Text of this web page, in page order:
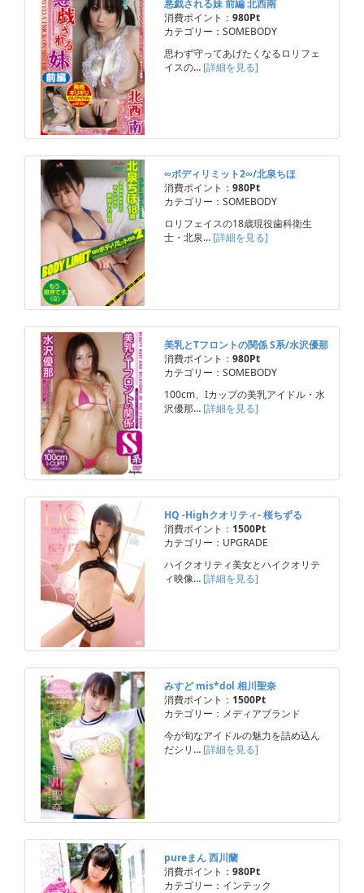
悪戯される妹 前編 北西南
消費ポイント： 980Pt
カテゴリー：SOMEBODY
思わず守ってあげたくなるロリフェ
イスの… [詳細を見る]
∞ボディリミット2∞/北泉ちほ
消費ポイント： 980Pt
カテゴリー：SOMEBODY
ロリフェイスの18歳現役歯科衛生
士・北泉… [詳細を見る]
美乳とTフロントの関係 S系/水沢優那
消費ポイント： 980Pt
カテゴリー：SOMEBODY
100cm、Iカップの美乳アイドル・水
沢優那… [詳細を見る]
HQ -Highクオリティ- 桜ちずる
消費ポイント： 1500Pt
カテゴリー：UPGRADE
ハイクオリティ美女とハイクオリテ
ィ映像… [詳細を見る]
みすど mis*dol 相川聖奈
消費ポイント： 1500Pt
カテゴリー：メディアブランド
今が旬なアイドルの魅力を詰め込ん
だシリ… [詳細を見る]
pureまん 西川蘭
消費ポイント： 980Pt
カテゴリー：インテック